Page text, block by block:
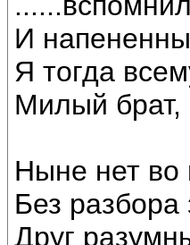
И
Я тогда
Милый брат,
Ныне нет во
Без разбора
Друг